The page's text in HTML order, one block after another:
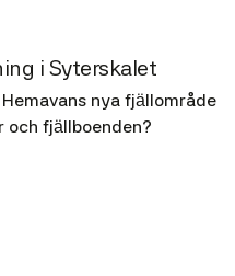
i Syterskalet
nya fjällområde
fjällboenden?